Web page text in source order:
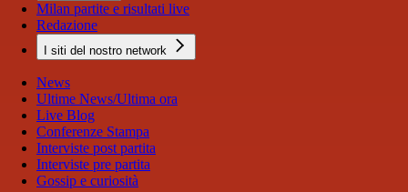
Milan partite e risultati live
Redazione
I siti del nostro network
News
Ultime News/Ultima ora
Live Blog
Conferenze Stampa
Interviste post partita
Interviste pre partita
Gossip e curiosità